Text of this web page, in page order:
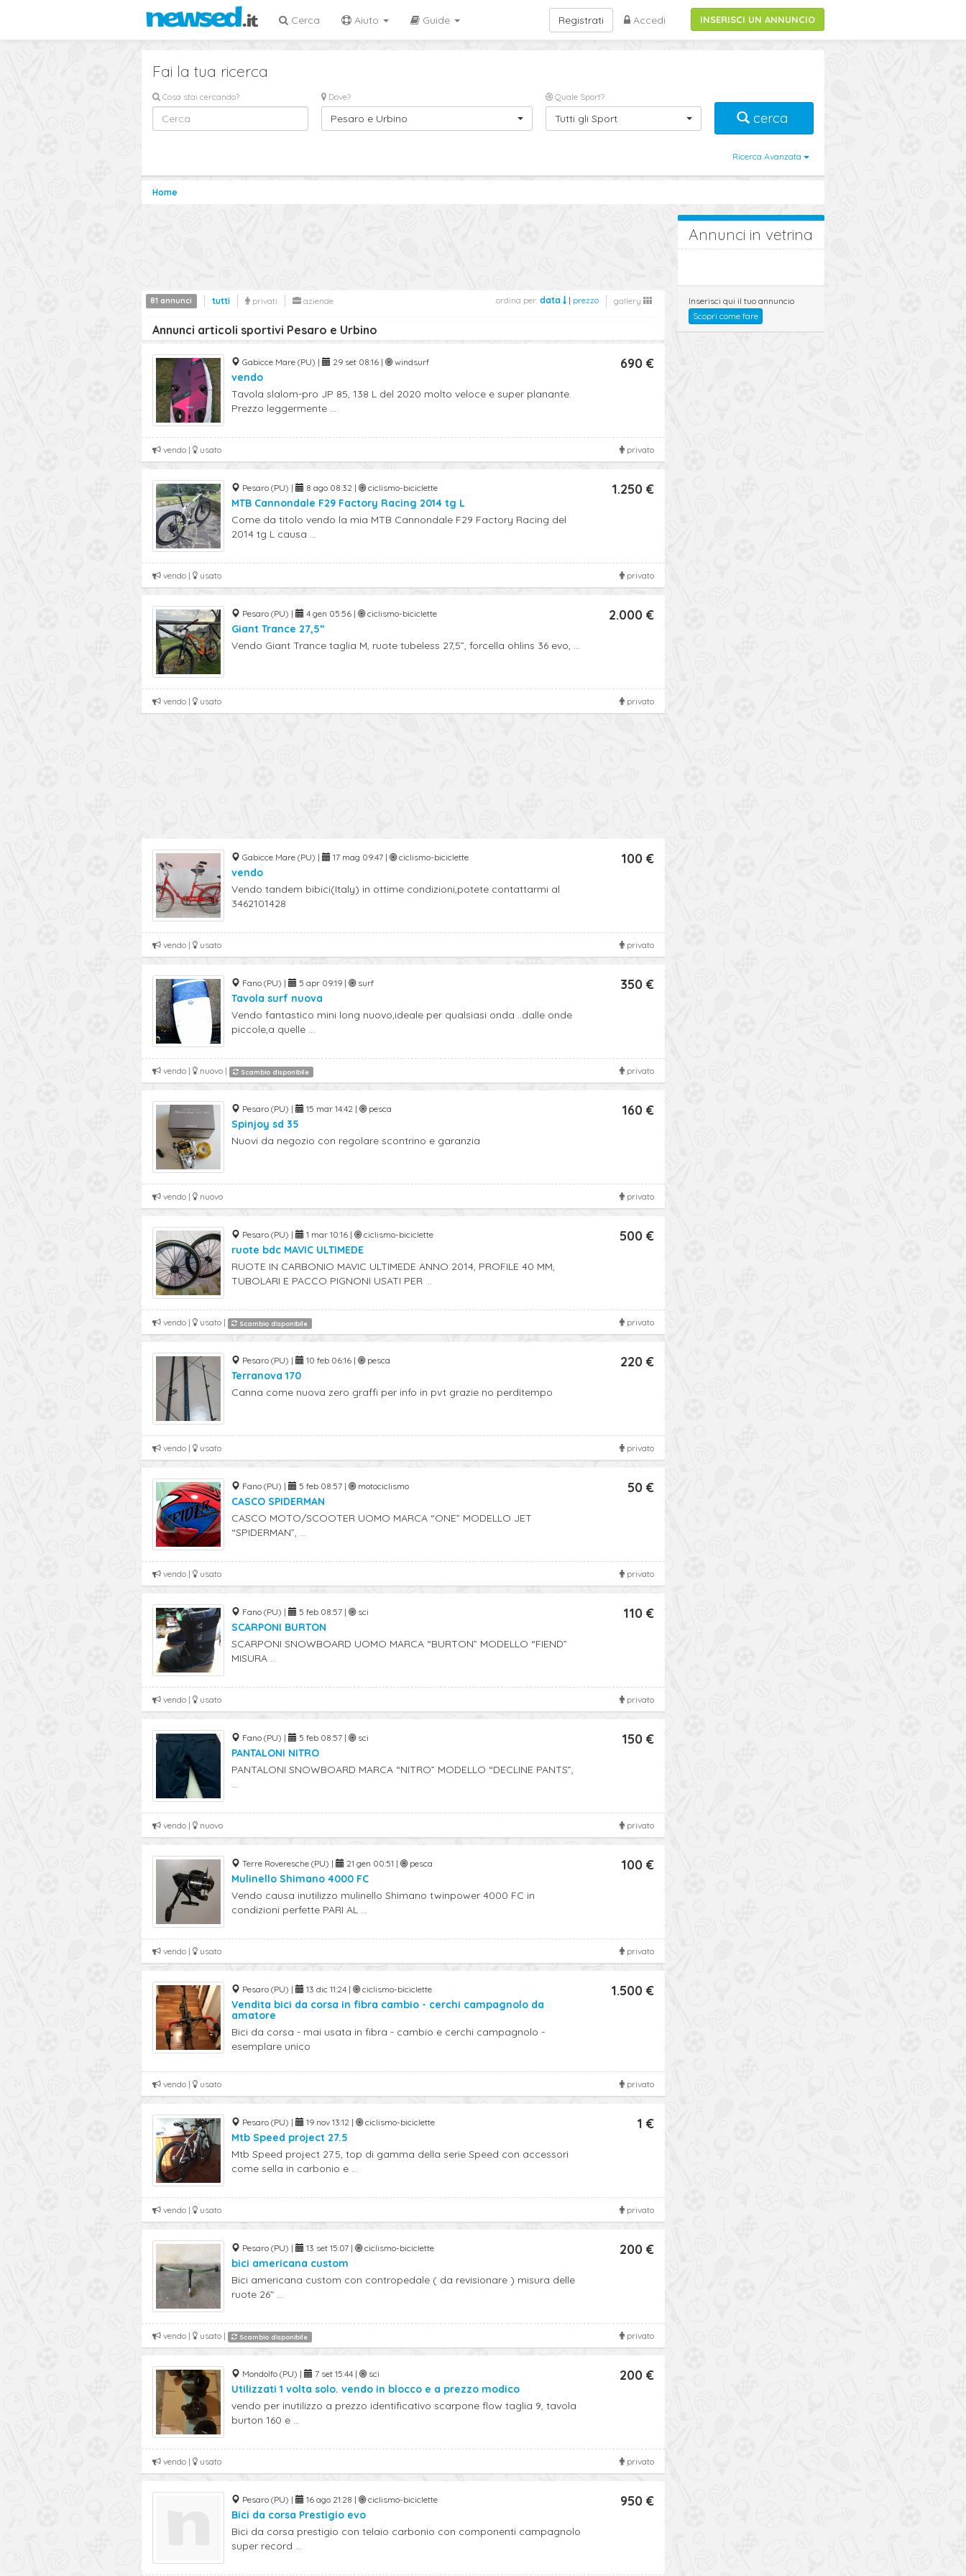
INSERISCI UN ANNUNCIO
Cerca Aiuto Guide Accedi
Registrati
Fai la tua ricerca
Cosa stai cercando? Dove?
Pesaro e Urbino
Quale Sport?
Tutti gli Sport cerca
Ricerca Avanzata
Home
tutti privati aziende
81 annunci ordina per: data | prezzo gallery
Annunci articoli sportivi Pesaro e Urbino
Gabicce Mare (PU) | 29 set 08:16 | windsurf
vendo
Tavola slalom-pro JP 85, 138 L del 2020 molto veloce e super planante.
Prezzo leggermente ...
690 €
privato
vendo | usato
Pesaro (PU) | 8 ago 08:32 | ciclismo-biciclette
MTB Cannondale F29 Factory Racing 2014 tg L
Come da titolo vendo la mia MTB Cannondale F29 Factory Racing del
2014 tg L causa ...
1.250 €
privato
vendo | usato
Pesaro (PU) | 4 gen 05:56 | ciclismo-biciclette
Giant Trance 27,5”
Vendo Giant Trance taglia M, ruote tubeless 27,5”, forcella ohlins 36 evo, ...
2.000 €
privato
vendo | usato
Gabicce Mare (PU) | 17 mag 09:47 | ciclismo-biciclette
vendo
Vendo tandem bibici(Italy) in ottime condizioni,potete contattarmi al
3462101428
100 €
privato
vendo | usato
Fano (PU) | 5 apr 09:19 | surf
Tavola surf nuova
Vendo fantastico mini long nuovo,ideale per qualsiasi onda ..dalle onde
piccole,a quelle ...
350 €
privato
vendo | nuovo | Scambio disponibile
Pesaro (PU) | 15 mar 14:42 | pesca
Spinjoy sd 35
Nuovi da negozio con regolare scontrino e garanzia
160 €
privato
vendo | nuovo
Pesaro (PU) | 1 mar 10:16 | ciclismo-biciclette
ruote bdc MAVIC ULTIMEDE
RUOTE IN CARBONIO MAVIC ULTIMEDE ANNO 2014, PROFILE 40 MM,
TUBOLARI E PACCO PIGNONI USATI PER ...
500 €
privato
vendo | usato | Scambio disponibile
Pesaro (PU) | 10 feb 06:16 | pesca
Terranova 170
Canna come nuova zero graffi per info in pvt grazie no perditempo
220 €
privato
vendo | usato
Fano (PU) | 5 feb 08:57 | motociclismo
CASCO SPIDERMAN
CASCO MOTO/SCOOTER UOMO MARCA “ONE” MODELLO JET
“SPIDERMAN”, ...
50 €
privato
vendo | usato
Fano (PU) | 5 feb 08:57 | sci
SCARPONI BURTON
SCARPONI SNOWBOARD UOMO MARCA “BURTON” MODELLO “FIEND”
MISURA ...
110 €
privato
vendo | usato
Fano (PU) | 5 feb 08:57 | sci
PANTALONI NITRO
PANTALONI SNOWBOARD MARCA “NITRO” MODELLO “DECLINE PANTS”,
...
150 €
privato
vendo | nuovo
Terre Roveresche (PU) | 21 gen 00:51 | pesca
Mulinello Shimano 4000 FC
Vendo causa inutilizzo mulinello Shimano twinpower 4000 FC in
condizioni perfette PARI AL ...
100 €
privato
vendo | usato
Pesaro (PU) | 13 dic 11:24 | ciclismo-biciclette
Vendita bici da corsa in fibra cambio - cerchi campagnolo da
amatore
Bici da corsa - mai usata in fibra - cambio e cerchi campagnolo -
esemplare unico
1.500 €
privato
vendo | usato
Pesaro (PU) | 19 nov 13:12 | ciclismo-biciclette
Mtb Speed project 27.5
Mtb Speed project 27.5, top di gamma della serie Speed con accessori
come sella in carbonio e ...
1 €
privato
vendo | usato
Pesaro (PU) | 13 set 15:07 | ciclismo-biciclette
bici americana custom
Bici americana custom con contropedale ( da revisionare ) misura delle
ruote 26" ...
200 €
privato
vendo | usato | Scambio disponibile
Mondolfo (PU) | 7 set 15:44 | sci
Utilizzati 1 volta solo. vendo in blocco e a prezzo modico
vendo per inutilizzo a prezzo identificativo scarpone flow taglia 9, tavola
burton 160 e ...
200 €
privato
vendo | usato
Pesaro (PU) | 16 ago 21:28 | ciclismo-biciclette
Bici da corsa Prestigio evo
Bici da corsa prestigio con telaio carbonio con componenti campagnolo
super record ...
950 €
Annunci in vetrina
Inserisci qui il tuo annuncio
Scopri come fare